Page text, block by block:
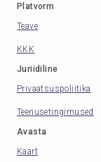
Platvorm
Teave
KKK
Juriidiline
Privaatsuspoliitika
Teenusetingimused
Avasta
Kaart